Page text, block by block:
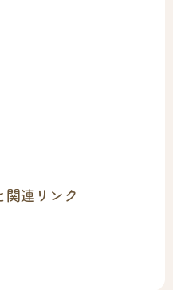
関連リンク